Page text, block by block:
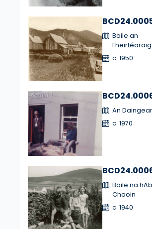
Baile an
c. 1950
An
c. 1970
Baile na
Chaoin
c. 1940